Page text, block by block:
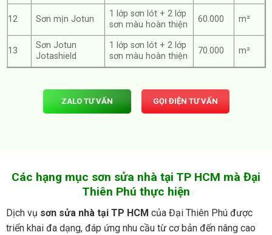
12 Sơn mịn Jotun
1 lớp sơn lót + 2 lớp
sơn màu hoàn thiện
60.000 m²
13
Sơn Jotun
Jotashield
1 lớp sơn lót + 2 lớp
sơn màu hoàn thiện
70.000 m²
ZALO TƯ VẤN GỌI ĐIỆN TƯ VẤN
Các hạng mục sơn sửa nhà tại TP HCM mà Đại
Thiên Phú thực hiện
Dịch vụ sơn sửa nhà tại TP HCM của Đại Thiên Phú được
triển khai đa dạng, đáp ứng nhu cầu từ cơ bản đến nâng cao